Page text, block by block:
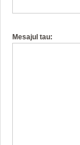
Mesajul tau: